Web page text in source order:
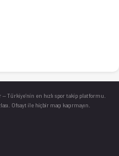
Türkiye’nin en hızlı spor takip platformu.
Ofsayt ile hiçbir maçı kaçırmayın.